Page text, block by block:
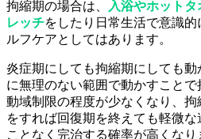
拘縮期の場合は、
入浴やホット
レッチをしたり日常生活で意識
ルフケアとしてはあります。
炎症期にしても拘縮期にしても
に無理のない範囲で動かすこと
動域制限の程度が少なくなり、
をすれば回復期を終えても軽微
ことなく完治する確率が高くなり